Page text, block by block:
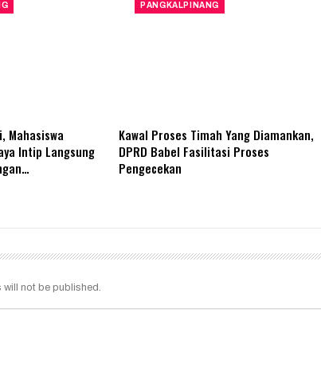
Mahasiswa
Intip Langsung
PANGKALPINANG
Kawal Proses Timah Yang Diamankan,
DPRD Babel Fasilitasi Proses
Pengecekan
not be published.